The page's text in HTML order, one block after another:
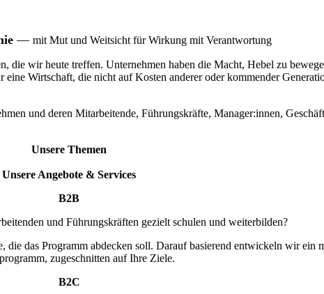
— mit Mut und Weitsicht für Wirkung mit Verantwortung
die wir heute treffen. Unternehmen haben die Macht, Hebel zu
Wirtschaft, die nicht auf Kosten anderer oder kommender
und deren Mitarbeitende, Führungskräfte, Manager:innen,
Unsere Themen
Unsere Angebote & Services
B2B
und Führungskräften gezielt schulen und weiterbilden?
das Programm abdecken soll. Darauf basierend entwickeln wir ein
zugeschnitten auf Ihre Ziele.
B2C